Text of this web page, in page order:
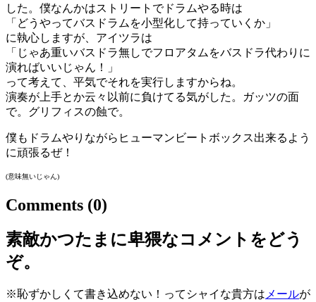
した。僕なんかはストリートでドラムやる時は
「どうやってバスドラムを小型化して持っていくか」
に執心しますが、アイツラは
「じゃあ重いバスドラ無しでフロアタムをバスドラ代わりに
演ればいいじゃん！」
って考えて、平気でそれを実行しますからね。
演奏が上手とか云々以前に負けてる気がした。ガッツの面
で。グリフィスの蝕で。
僕もドラムやりながらヒューマンビートボックス出来るよう
に頑張るぜ！
(意味無いじゃん)
Comments (0)
素敵かつたまに卑猥なコメントをどう
ぞ。
※恥ずかしくて書き込めない！ってシャイな貴方は メールが